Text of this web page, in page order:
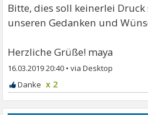
Bitte, dies soll keinerlei
unseren Gedanken und
Herzliche Grüße! maya
16.03.2019 20:40 •
x 2